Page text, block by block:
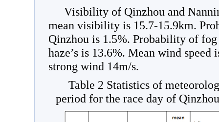
Visibility of Qinzhou and
mean visibility is 15.7-15.9km.
Qinzhou is 1.5%. Probability of
haze’s is 13.6%. Mean wind
strong wind 14m/s.
Table 2 Statistics of
period for the race day of